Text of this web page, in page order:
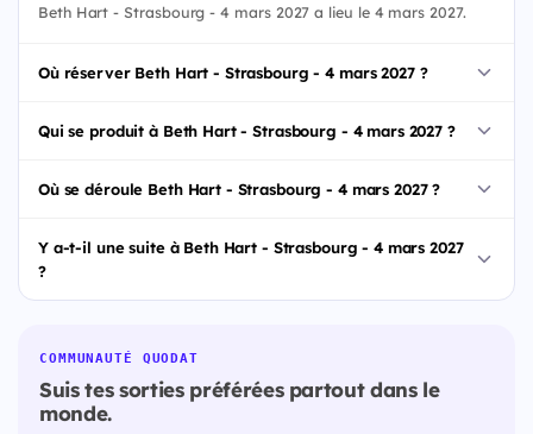
Beth Hart - Strasbourg - 4 mars 2027 a lieu le 4 mars 2027.
Où réserver Beth Hart - Strasbourg - 4 mars 2027 ?
Qui se produit à Beth Hart - Strasbourg - 4 mars 2027 ?
Où se déroule Beth Hart - Strasbourg - 4 mars 2027 ?
Y a-t-il une suite à Beth Hart - Strasbourg - 4 mars 2027
?
COMMUNAUTÉ QUODAT
Suis tes sorties préférées partout dans le
monde.